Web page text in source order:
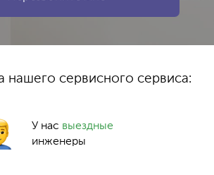
нашего сервисного сервиса:
У нас выездные
инженеры